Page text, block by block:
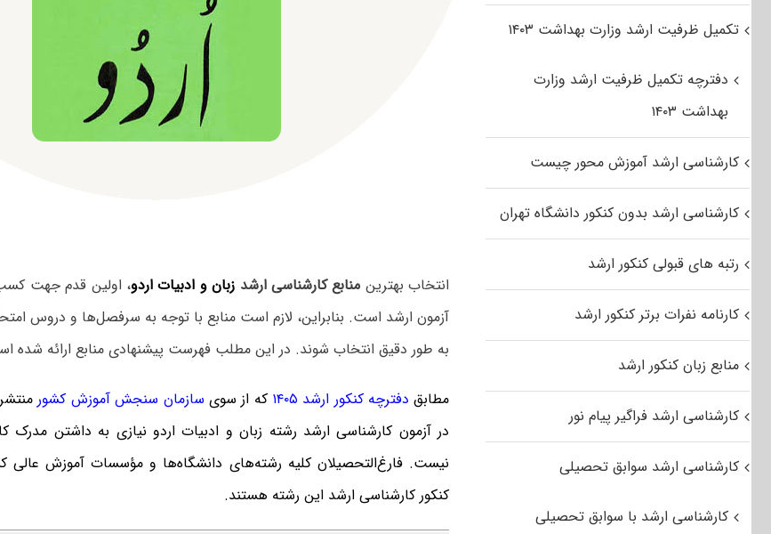
انتخاب بهترین منابع کارشناسی ارشد زبان و ادبیات اردو، اولین قدم جهت
آزمون ارشد است. بنابراین، لازم است منابع با توجه به سرفصل‌ها و دروس
به طور دقیق انتخاب شوند. در این مطلب فهرست پیشنهادی منابع ارائه شده
مطابق دفترچه کنکور ارشد ۱۴۰۵ که از سوی سازمان سنجش آموزش کشور
در آزمون کارشناسی ارشد رشته زبان و ادبیات اردو نیازی به داشتن مدرک
نیست. فارغ‌‌التحصیلان کلیه رشته‌های دانشگاه‌ها و مؤسسات آموزش عالی
کنکور کارشناسی ارشد این رشته هستند.
تکمیل ظرفیت ارشد وزارت بهداشت ۱۴۰۳
دفترچه تکمیل ظرفیت ارشد وزارت
بهداشت ۱۴۰۳
کارشناسی ارشد آموزش محور چیست
کارشناسی ارشد بدون کنکور دانشگاه تهران
رتبه های قبولی کنکور ارشد
کارنامه نفرات برتر کنکور ارشد
منابع زبان کنکور ارشد
کارشناسی ارشد فراگیر پیام نور
کارشناسی ارشد سوابق تحصیلی
کارشناسی ارشد با سوابق تحصیلی